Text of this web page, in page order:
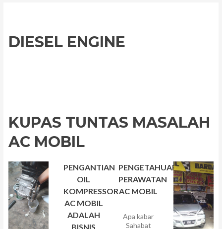
DIESEL ENGINE
KUPAS TUNTAS MASALAH
AC MOBIL
PENGANTIAN
OIL
KOMPRESSOR
AC MOBIL
ADALAH
BISNIS
PENGETAHUAN
PERAWATAN
AC MOBIL
Apa kabar
Sahabat